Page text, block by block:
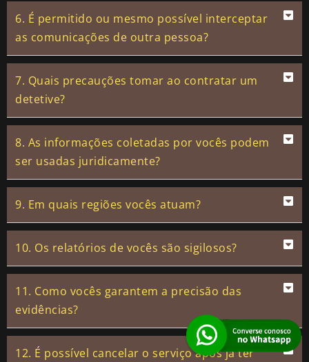
6. É permitido ou mesmo possível interceptar
as comunicações de outra pessoa?
7. Quais precauções tomar ao contratar um
detetive?
8. As informações coletadas por vocês podem
ser usadas juridicamente?
9. Em quais regiões vocês atuam?
10. Os relatórios de vocês são sigilosos?
11. Como vocês garantem a precisão das
evidências?
12. É possível cancelar o serviço após já ter